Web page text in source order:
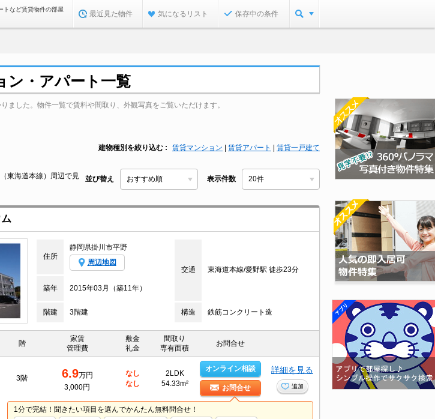
トなど賃貸物件の部屋
最近見た物件 気になるリスト 保存中の条件
ン・アパート一覧
した。物件一覧で賃料や間取り、外観写真をご覧いただけます。
建物種別を絞り込む 賃貸マンション 賃貸アパート 賃貸一戸建て
東海道本線）周辺で見
並び替え 表示件数
住所
静岡県掛川市平野
周辺地図
交通
東海道本線/愛野駅 徒歩23分
築年 2015年03月（築11年）
階建 3階建 構造 鉄筋コンクリート造
階
家賃
管理費
敷金
礼金
間取り
専有面積
お問合せ
3階 6.9万円
3,000円
なし
なし
2LDK
54.33m²
オンライン相談
お問合せ
詳細を見る
追加
1分で完結！聞きたい項目を選んでかんたん無料問合せ！